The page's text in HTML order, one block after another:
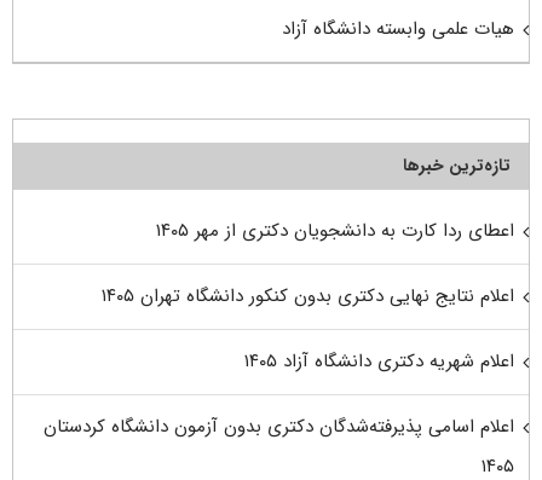
هیات علمی وابسته دانشگاه آزاد
تازه‌ترین خبرها
اعطای ردا کارت به دانشجویان دکتری از مهر ۱۴۰۵
اعلام نتایج نهایی دکتری بدون کنکور دانشگاه تهران ۱۴۰۵
اعلام شهریه دکتری دانشگاه آزاد ۱۴۰۵
اعلام اسامی پذیرفته‌شدگان دکتری بدون آزمون دانشگاه کردستان
۱۴۰۵